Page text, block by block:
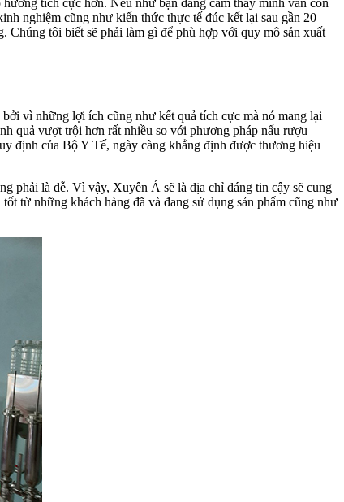
nghiệm cũng như kiến thức thực tế đúc kết lại sau gần 20
Chúng tôi biết sẽ phải làm gì để phù hợp với quy mô sản xuất
vì những lợi ích cũng như kết quả tích cực mà nó mang lại
quả vượt trội hơn rất nhiều so với phương pháp nấu rượu
định của Bộ Y Tế, ngày càng khẳng định được thương hiệu
phải là dễ. Vì vậy, Xuyên Á sẽ là địa chỉ đáng tin cậy sẽ cung
từ những khách hàng đã và đang sử dụng sản phẩm cũng như